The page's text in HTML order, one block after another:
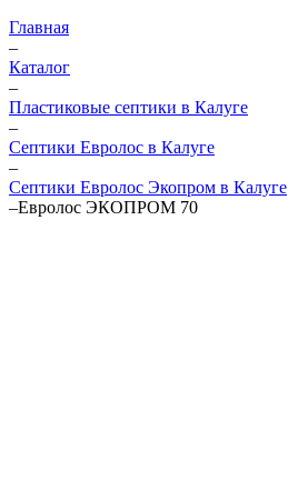
Главная
–
Каталог
–
Пластиковые септики в Калуге
–
Септики Евролос в Калуге
–
Септики Евролос Экопром в Калуге
–Евролос ЭКОПРОМ 70